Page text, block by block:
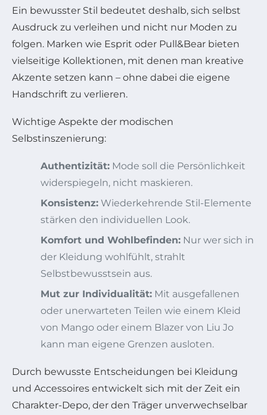
Ein bewusster Stil bedeutet deshalb, sich selbst
Ausdruck zu verleihen und nicht nur Moden zu
folgen. Marken wie Esprit oder Pull&Bear bieten
vielseitige Kollektionen, mit denen man kreative
Akzente setzen kann – ohne dabei die eigene
Handschrift zu verlieren.
Wichtige Aspekte der modischen
Selbstinszenierung:
Authentizität: Mode soll die Persönlichkeit
widerspiegeln, nicht maskieren.
Konsistenz: Wiederkehrende Stil-Elemente
stärken den individuellen Look.
Komfort und Wohlbefinden: Nur wer sich in
der Kleidung wohlfühlt, strahlt
Selbstbewusstsein aus.
Mut zur Individualität: Mit ausgefallenen
oder unerwarteten Teilen wie einem Kleid
von Mango oder einem Blazer von Liu Jo
kann man eigene Grenzen ausloten.
Durch bewusste Entscheidungen bei Kleidung
und Accessoires entwickelt sich mit der Zeit ein
Charakter-Depo, der den Träger unverwechselbar